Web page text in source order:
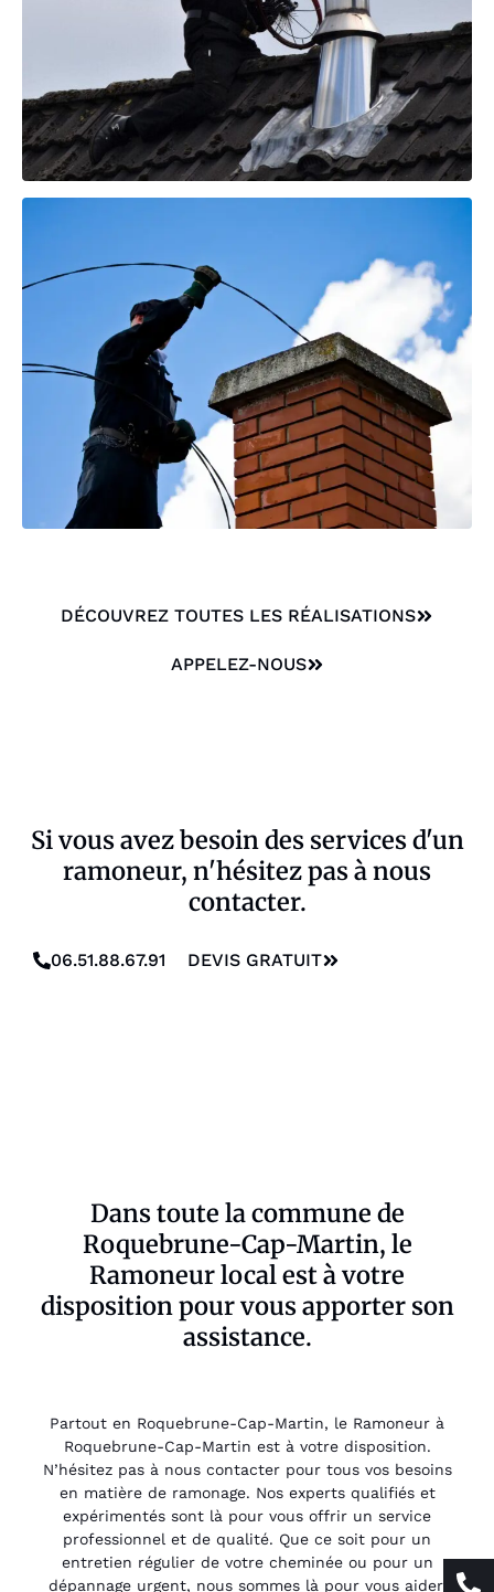
DÉCOUVREZ TOUTES LES RÉALISATIONS
APPELEZ-NOUS
Si vous avez besoin des services d'un
ramoneur, n'hésitez pas à nous
contacter.
06.51.88.67.91 DEVIS GRATUIT
Dans toute la commune de
Roquebrune-Cap-Martin, le
Ramoneur local est à votre
disposition pour vous apporter son
assistance.
Partout en Roquebrune-Cap-Martin, le Ramoneur à
Roquebrune-Cap-Martin est à votre disposition.
N’hésitez pas à nous contacter pour tous vos besoins
en matière de ramonage. Nos experts qualifiés et
expérimentés sont là pour vous offrir un service
professionnel et de qualité. Que ce soit pour un
entretien régulier de votre cheminée ou pour un
dépannage urgent, nous sommes là pour vous aider.